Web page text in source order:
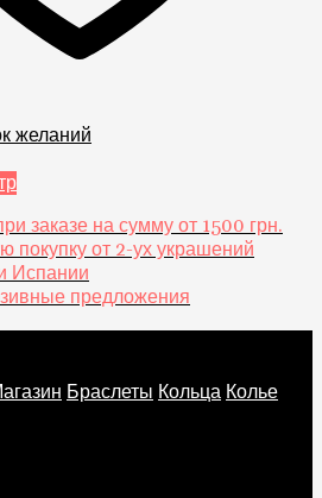
желаний
заказе на сумму от 1500 грн.
покупку от 2-ух украшений
Испании
предложения
Браслеты Кольца Колье